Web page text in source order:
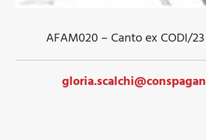
AFAM020 – Canto ex CODI/